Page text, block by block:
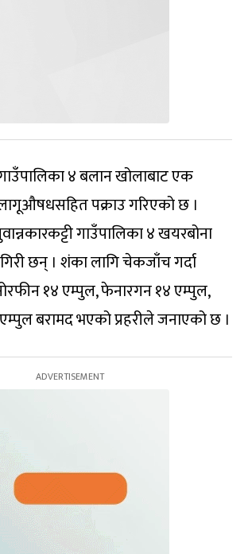
४ बलान खोलाबाट एक
पक्राउ गरिएको छ ।
गाउँपालिका ४ खयरबोना
छन् । शंका लागि चेकजाँच गर्दा
१४ एम्पुल, फेनारगन १४ एम्पुल,
बरामद भएको प्रहरीले जनाएको छ ।